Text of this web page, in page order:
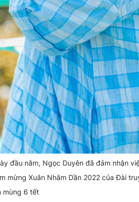
đầu năm, Ngọc Duyên đã đảm nhận
mừng Xuân Nhâm Dần 2022 của Đài
mùng 6 tết